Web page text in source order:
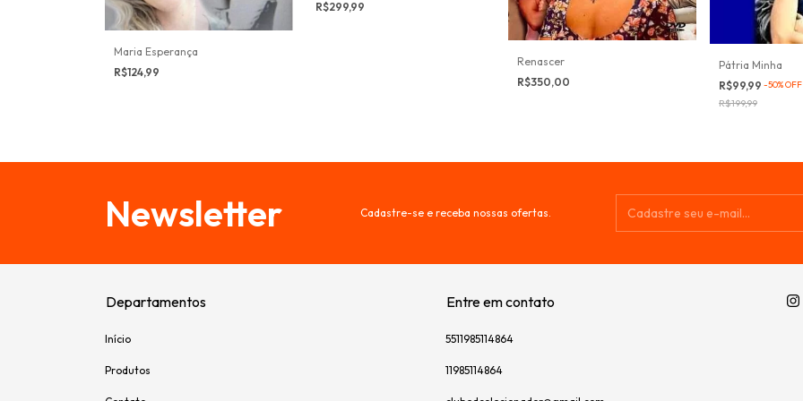
Maria Esperança
R$124,99
R$299,99
Renascer
R$350,00
Pátria Minha
R$99,99 -50%OFF
R$199,99
Newsletter Cadastre-se e receba nossas ofertas.
Departamentos
Início
Produtos
Entre em contato
5511985114864
11985114864